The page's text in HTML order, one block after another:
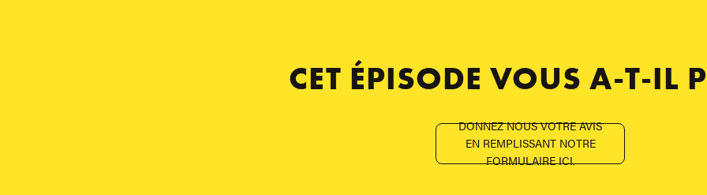
CET ÉPISODE VOUS A-T-IL
DONNEZ NOUS VOTRE AVIS
EN REMPLISSANT NOTRE
FORMULAIRE ICI.